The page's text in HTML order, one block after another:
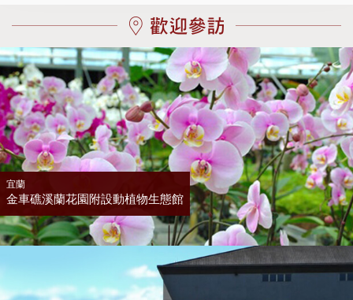
宜蘭
金車礁溪蘭花園附設動植物生態館